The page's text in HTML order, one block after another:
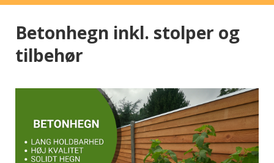
Betonhegn inkl. stolper og
tilbehør